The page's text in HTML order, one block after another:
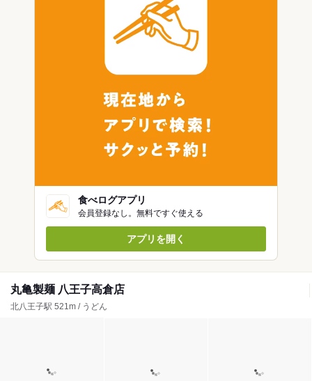
食べログアプリ
会員登録なし。無料ですぐ使える
アプリを開く
丸亀製麺 八王子高倉店
北八王子駅 521m / うどん